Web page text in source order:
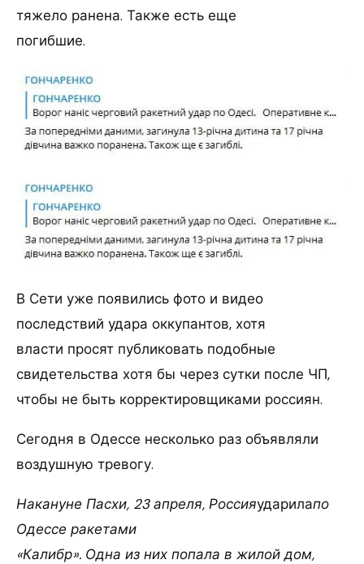
тяжело ранена. Также есть еще
погибшие.
В Сети уже появились фото и видео
последствий удара оккупантов, хотя
власти просят публиковать подобные
свидетельства хотя бы через сутки после ЧП,
чтобы не быть корректировщиками россиян.
Сегодня в Одессе несколько раз объявляли
воздушную тревогу.
Накануне Пасхи, 23 апреля, Россияударилапо
Одессе ракетами
«Калибр». Одна из них попала в жилой дом,